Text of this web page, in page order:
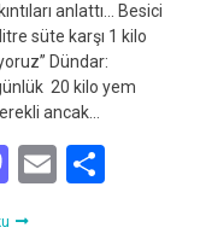
anlattı… Besici
süte karşı 1 kilo
Dündar:
20 kilo yem
ancak…
Mastodon
Email